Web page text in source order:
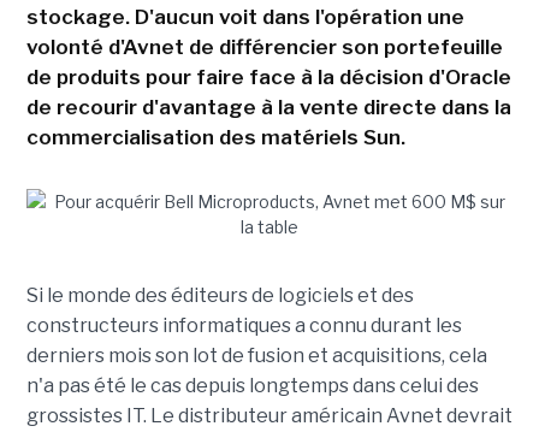
stockage. D'aucun voit dans l'opération une
volonté d'Avnet de différencier son portefeuille
de produits pour faire face à la décision d'Oracle
de recourir d'avantage à la vente directe dans la
commercialisation des matériels Sun.
Si le monde des éditeurs de logiciels et des
constructeurs informatiques a connu durant les
derniers mois son lot de fusion et acquisitions, cela
n'a pas été le cas depuis longtemps dans celui des
grossistes IT. Le distributeur américain Avnet devrait